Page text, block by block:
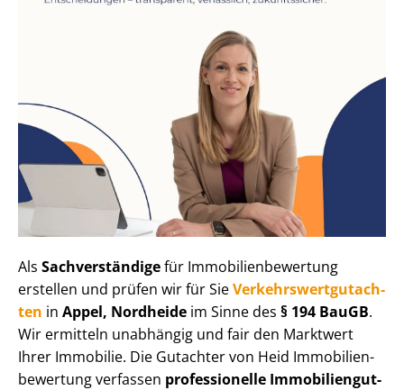
Als Sachverständigefür Im­mo­bi­li­en­be­wer­tung
erstellen und prüfen wir für SieVer­kehrs­wert­gut­ach­
ten in Appel, Nordheide im Sinne des § 194 BauGB.
Wir ermitteln unabhängig und fair den Marktwert
Ihrer Immobilie. Die Gutachter von Heid Im­mo­bi­li­en­
be­wer­tung verfassen professionelle Im­mo­bi­li­en­gut­